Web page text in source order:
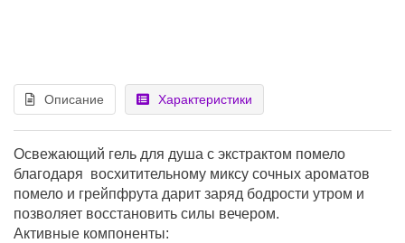
Описание Характеристики
Освежающий гель для душа с экстрактом помело
благодаря восхитительному миксу сочных ароматов
помело и грейпфрута дарит заряд бодрости утром и
позволяет восстановить силы вечером.
Активные компоненты: